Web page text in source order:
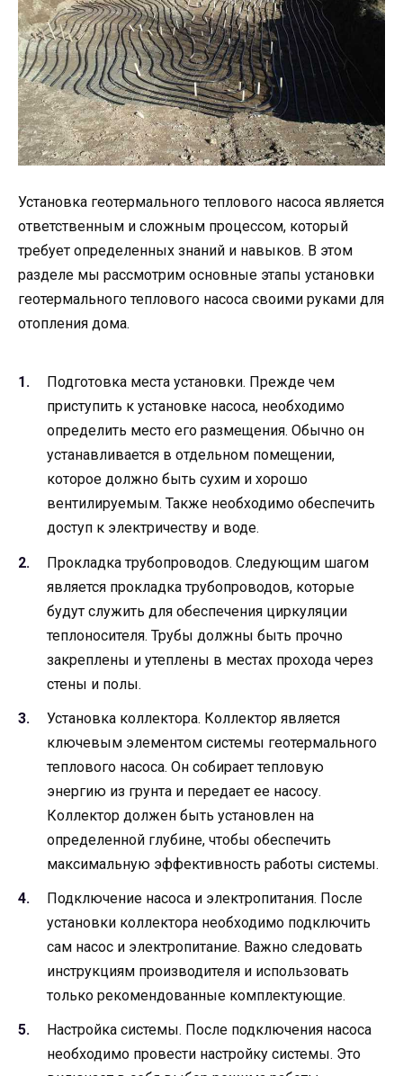
Установка геотермального теплового насоса является
ответственным и сложным процессом, который
требует определенных знаний и навыков. В этом
разделе мы рассмотрим основные этапы установки
геотермального теплового насоса своими руками для
отопления дома.
Подготовка места установки. Прежде чем
приступить к установке насоса, необходимо
определить место его размещения. Обычно он
устанавливается в отдельном помещении,
которое должно быть сухим и хорошо
вентилируемым. Также необходимо обеспечить
доступ к электричеству и воде.
Прокладка трубопроводов. Следующим шагом
является прокладка трубопроводов, которые
будут служить для обеспечения циркуляции
теплоносителя. Трубы должны быть прочно
закреплены и утеплены в местах прохода через
стены и полы.
Установка коллектора. Коллектор является
ключевым элементом системы геотермального
теплового насоса. Он собирает тепловую
энергию из грунта и передает ее насосу.
Коллектор должен быть установлен на
определенной глубине, чтобы обеспечить
максимальную эффективность работы системы.
Подключение насоса и электропитания. После
установки коллектора необходимо подключить
сам насос и электропитание. Важно следовать
инструкциям производителя и использовать
только рекомендованные комплектующие.
Настройка системы. После подключения насоса
необходимо провести настройку системы. Это